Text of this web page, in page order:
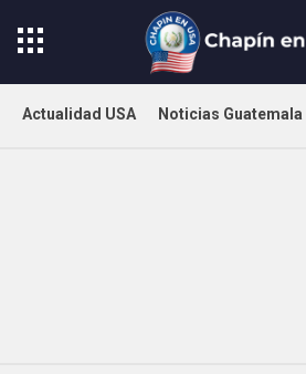
Actualidad USA Noticias Guatemala